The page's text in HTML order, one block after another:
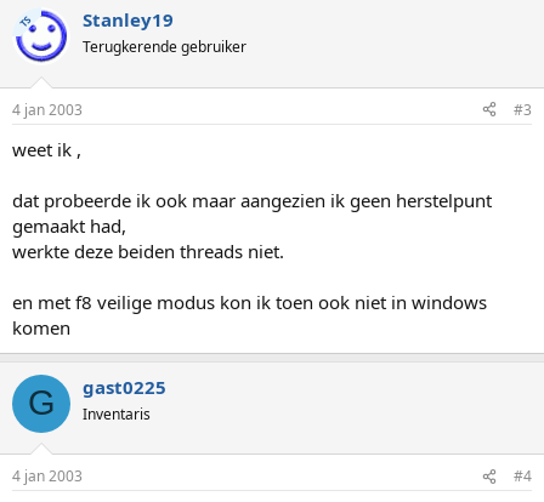
TS Stanley19
Terugkerende gebruiker
4 jan 2003 #3
weet ik ,
dat probeerde ik ook maar aangezien ik geen herstelpunt
gemaakt had,
werkte deze beiden threads niet.
en met f8 veilige modus kon ik toen ook niet in windows
komen
G gast0225
Inventaris
4 jan 2003 #4